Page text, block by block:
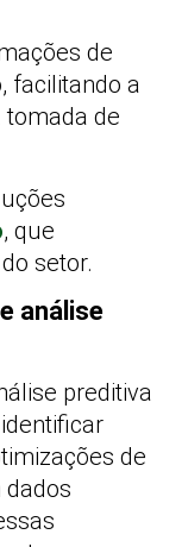
de
facilitando a
tomada de
, que
setor.
análise
preditiva
de
dados